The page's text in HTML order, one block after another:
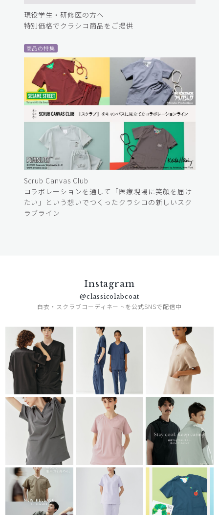
現役学生・研修医の方へ
特別価格でクラシコ商品をご提供
商品の特集
Scrub Canvas Club
コラボレーションを通して「医療現場に笑顔を届け
たい」という想いでつくったクラシコの新しいスク
ラブライン
Instagram
@classicolabcoat
白衣・スクラブコーディネートを公式SNSで配信中